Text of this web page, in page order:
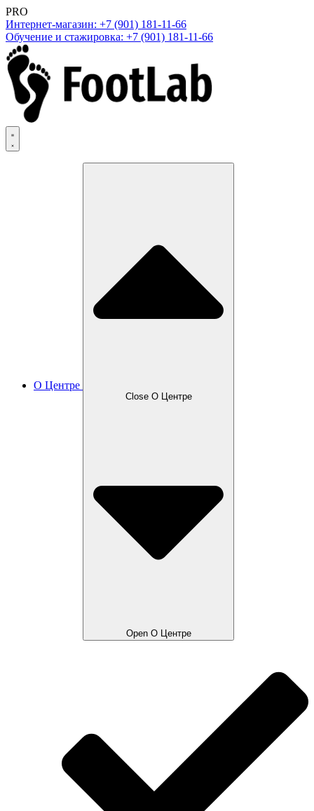
PRO
Интернет-магазин: +7 (901) 181-11-66
Обучение и стажировка: +7 (901) 181-11-66
О Центре
Close О Центре
Open О Центре